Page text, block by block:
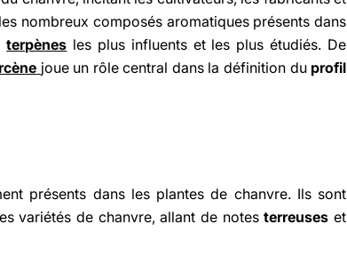
nombreux composés aromatiques présents dans
terpènes les plus influents et les plus étudiés. De
joue un rôle central dans la définition du profil
présents dans les plantes de chanvre. Ils sont
variétés de chanvre, allant de notesterreuses et